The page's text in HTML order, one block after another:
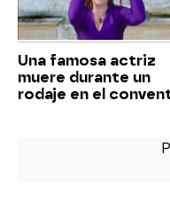
Una famosa actriz
muere durante un
rodaje en el